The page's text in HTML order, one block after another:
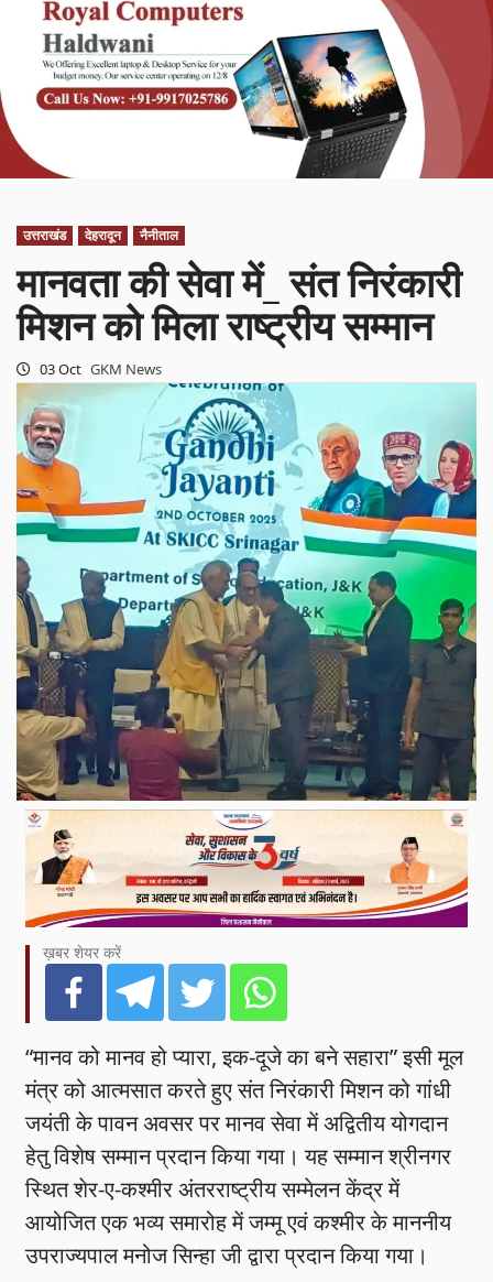
उत्तराखंड देहरादून नैनीताल
मानवता की सेवा में_ संत निरंकारी
मिशन को मिला राष्ट्रीय सम्मान
03 Oct GKM News
ख़बर शेयर करें
“मानव को मानव हो प्यारा, इक-दूजे का बने सहारा” इसी मूल
मंत्र को आत्मसात करते हुए संत निरंकारी मिशन को गांधी
जयंती के पावन अवसर पर मानव सेवा में अद्वितीय योगदान
हेतु विशेष सम्मान प्रदान किया गया। यह सम्मान श्रीनगर
स्थित शेर-ए-कश्मीर अंतरराष्ट्रीय सम्मेलन केंद्र में
आयोजित एक भव्य समारोह में जम्मू एवं कश्मीर के माननीय
उपराज्यपाल मनोज सिन्हा जी द्वारा प्रदान किया गया।